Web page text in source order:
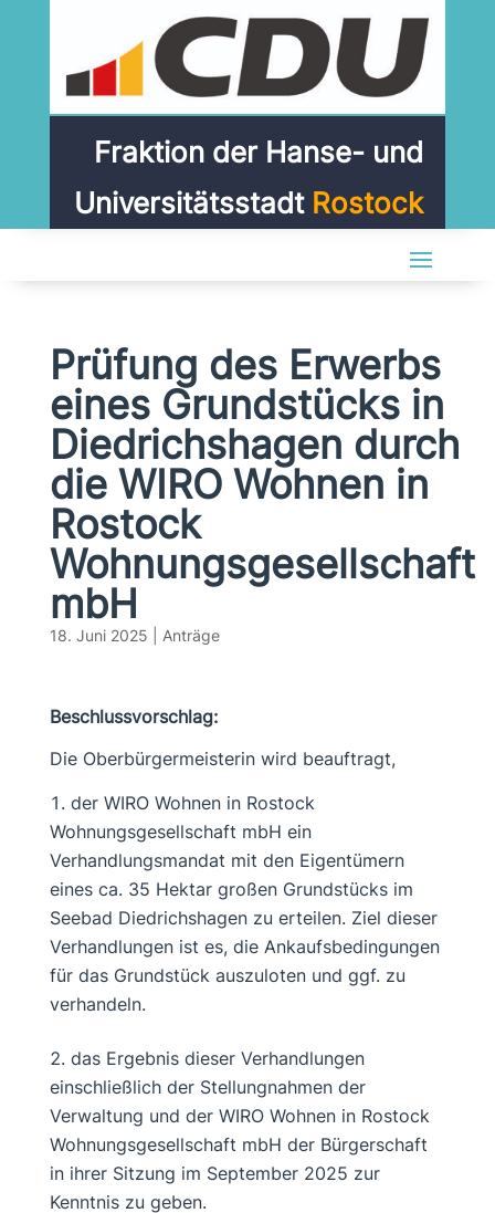
Fraktion der Hanse- und
Universitätsstadt Rostock
Prüfung des Erwerbs
eines Grundstücks in
Diedrichshagen durch
die WIRO Wohnen in
Rostock
Wohnungsgesellschaft
mbH
18. Juni 2025 Anträge
Beschlussvorschlag:
Die Oberbürgermeisterin wird beauftragt,
der WIRO Wohnen in Rostock
Wohnungsgesellschaft mbH ein
Verhandlungsmandat mit den Eigentümern
eines ca. 35 Hektar großen Grundstücks im
Seebad Diedrichshagen zu erteilen. Ziel dieser
Verhandlungen ist es, die Ankaufsbedingungen
für das Grundstück auszuloten und ggf. zu
verhandeln.
das Ergebnis dieser Verhandlungen
einschließlich der Stellungnahmen der
Verwaltung und der WIRO Wohnen in Rostock
Wohnungsgesellschaft mbH der Bürgerschaft
in ihrer Sitzung im September 2025 zur
Kenntnis zu geben.